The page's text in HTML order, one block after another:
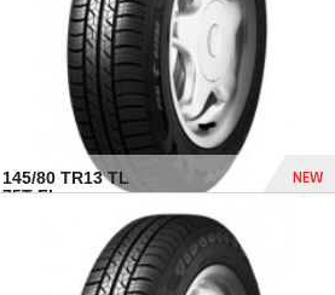
145/80 TR13 TL
75T FI...
NEW